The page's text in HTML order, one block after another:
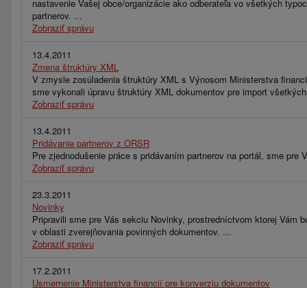
nastavenie Vašej obce/organizácie ako odberateľa vo všetkých
partnerov. ...
Zobraziť správu
13.4.2011
Zmena štruktúry XML
V zmysle zosúladenia štruktúry XML s Výnosom Ministerstva
sme vykonali úpravu štruktúry XML dokumentov pre import
Zobraziť správu
13.4.2011
Pridávanie partnerov z ORSR
Pre zjednodušenie práce s pridávaním partnerov na portál, sme
Zobraziť správu
23.3.2011
Novinky
Pripravili sme pre Vás sekciu Novinky, prostredníctvom ktorej Vám
v oblasti zverejňovania povinných dokumentov. ...
Zobraziť správu
17.2.2011
Usmernenie Ministerstva financií pre konverziu dokumentov